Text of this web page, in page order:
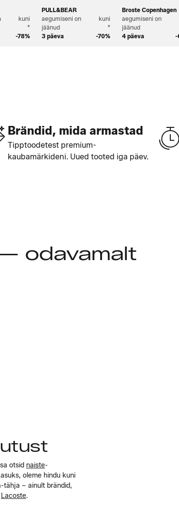
kuni
*
-78%
PULL&BEAR
aegumiseni on
jäänud
3 päeva
kuni
*
-70%
Broste Copenhagen
aegumiseni on
jäänud
4 päeva
-
Brändid, mida armastad
Tipptoodetest premium-
kaubamärkideni. Uued tooted iga päev.
odavamalt
otsid naiste-
oleme hindu kuni
tähja – ainult brändid,
Lacoste.